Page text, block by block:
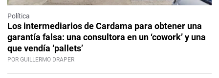
Política
Los intermediarios de Cardama para obtener una
garantía falsa: una consultora en un ‘cowork’ y una
que vendía ‘pallets’
POR GUILLERMO DRAPER